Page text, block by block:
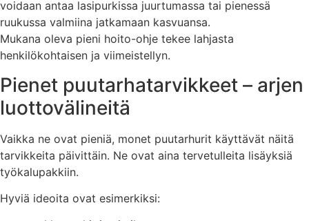
voidaan antaa lasipurkissa juurtumassa tai pienessä
ruukussa valmiina jatkamaan kasvuansa.
Mukana oleva pieni hoito-ohje tekee lahjasta
henkilökohtaisen ja viimeistellyn.
Pienet puutarhatarvikkeet – arjen
luottovälineitä
Vaikka ne ovat pieniä, monet puutarhurit käyttävät näitä
tarvikkeita päivittäin. Ne ovat aina tervetulleita lisäyksiä
työkalupakkiin.
Hyviä ideoita ovat esimerkiksi: